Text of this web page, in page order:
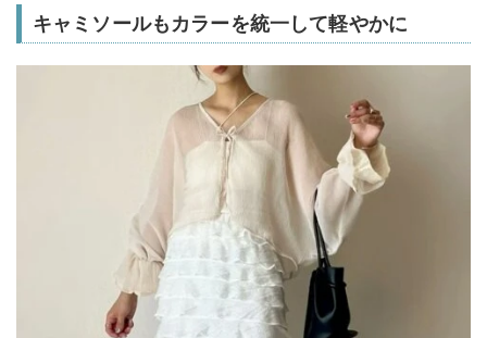
キャミソールもカラーを統一して軽やかに